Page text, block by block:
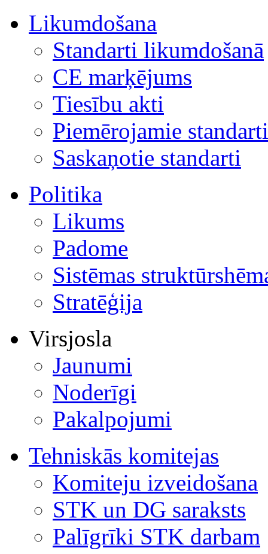
Likumdošana
Standarti likumdošanā
CE marķējums
Tiesību akti
Piemērojamie standarti
Saskaņotie standarti
Politika
Likums
Padome
Sistēmas
Stratēģija
Virsjosla
Jaunumi
Noderīgi
Pakalpojumi
Tehniskās komitejas
Komiteju izveidošana
STK un DG saraksts
Palīgrīki STK darbam